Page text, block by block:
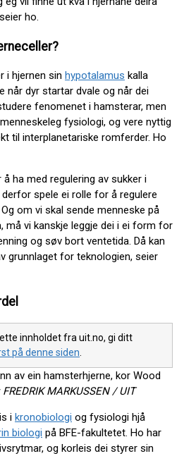
ho.
i hjernen sin hypotalamus kalla
når dyr startar dvale og når dei
fenomenet i hamsterar, men
fysiologi, og vere nyttig
til interplanetariske romferder. Ho
ha med regulering av sukker i
spele ei rolle for å regulere
om vi skal sende menneske på
må vi kanskje leggje dei i ei form for
og søv bort ventetida. Då kan
grunnlaget for teknologien, seier
innholdet fra uit.no, gi ditt
på denne siden.
av ein hamsterhjerne, kor Wood
FREDRIK MARKUSSEN / UIT
i kronobiologi og fysiologi hjå
biologi på BFE-fakultetet. Ho har
og korleis dei styrer sin